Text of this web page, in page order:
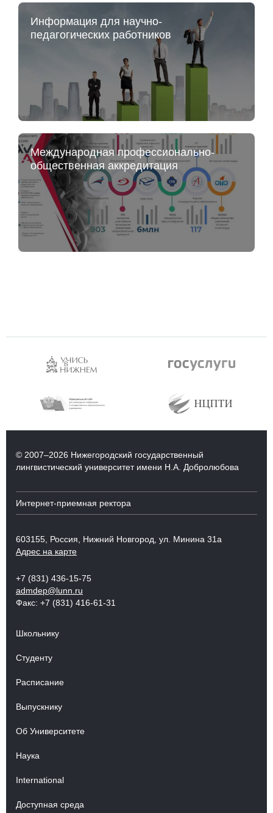
Информация для научно-
педагогических работников
Международная профессионально-
общественная аккредитация
© 2007–2026 Нижегородский государственный
лингвистический университет имени Н.А. Добролюбова
Интернет-приемная ректора
603155, Россия, Нижний Новгород, ул. Минина 31а
Адрес на карте
+7 (831) 436-15-75
admdep@lunn.ru
Факс: +7 (831) 416-61-31
Школьнику
Студенту
Расписание
Выпускнику
Об Университете
Наука
International
Доступная среда